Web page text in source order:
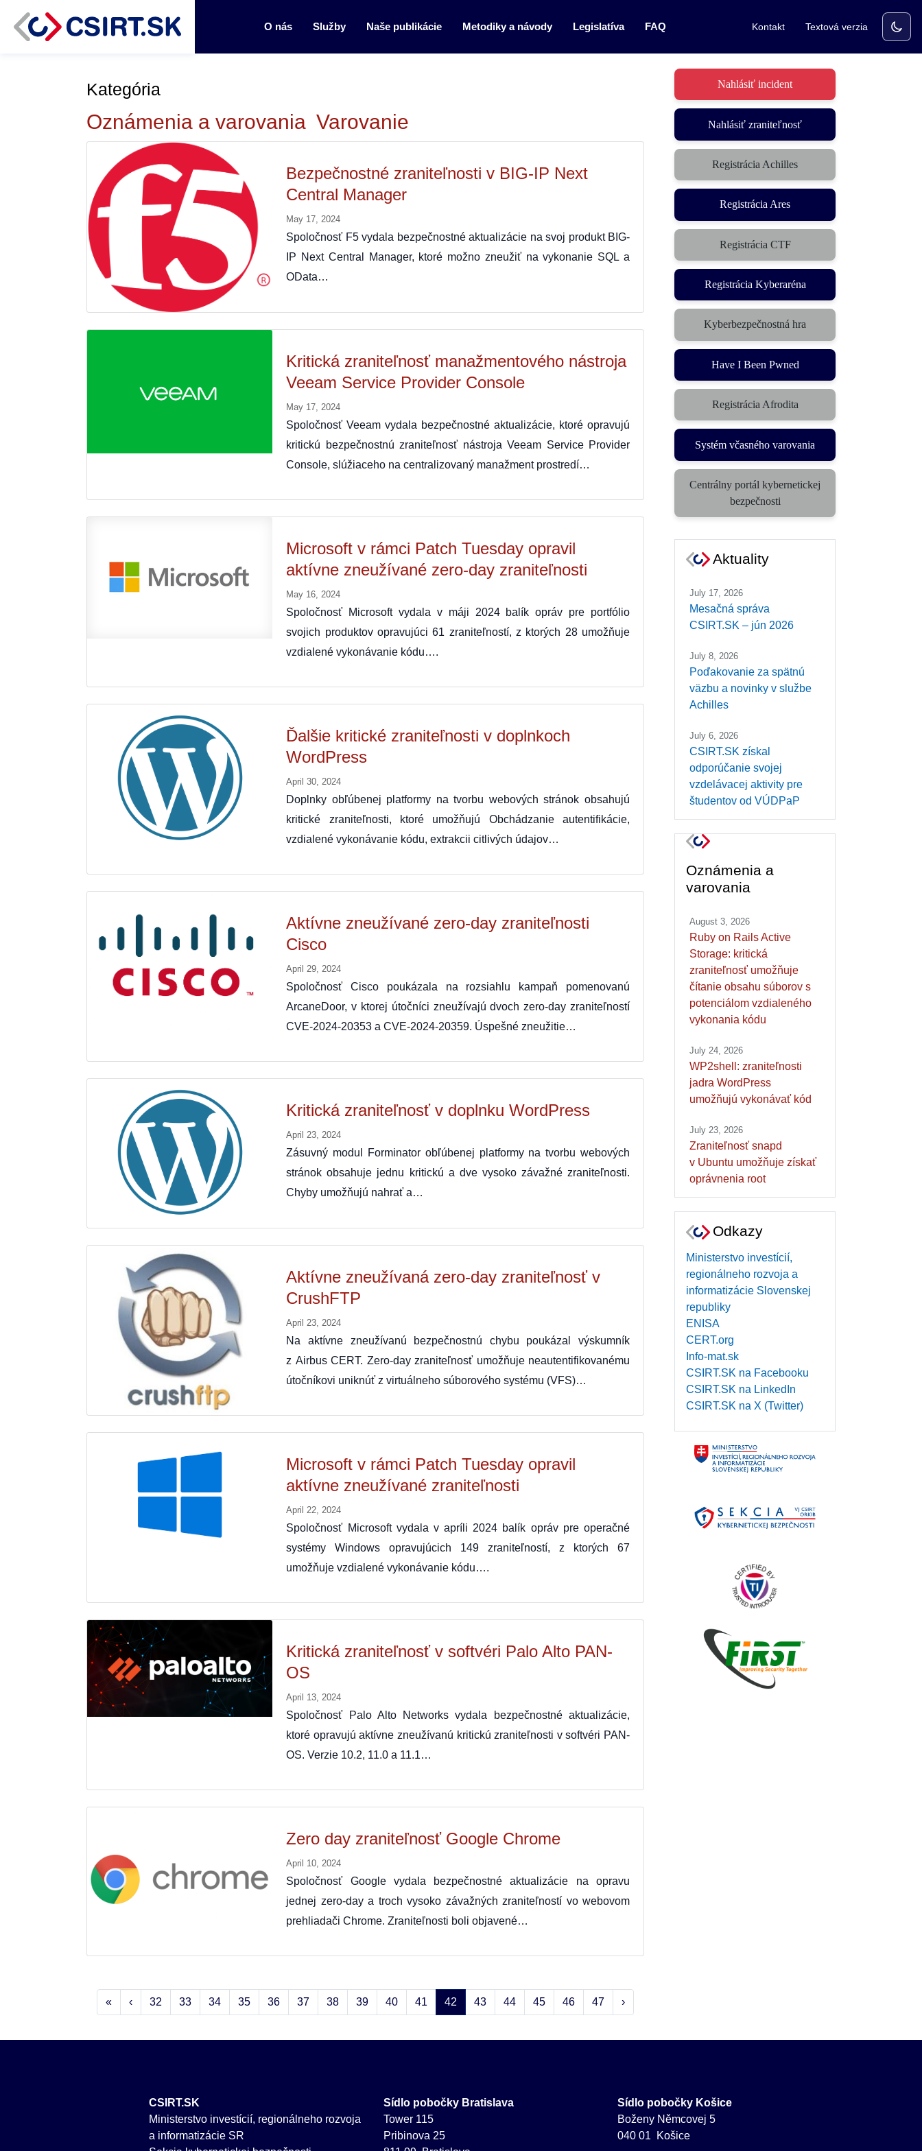
O nás Služby Naše publikácie Metodiky a návody Legislatíva FAQ Kontakt Textová verzia
Kategória
Oznámenia a varovania Varovanie
Bezpečnostné zraniteľnosti v BIG-IP Next
Central Manager
May 17, 2024
Spoločnosť F5 vydala bezpečnostné aktualizácie na svoj produkt BIG-
IP Next Central Manager, ktoré možno zneužiť na vykonanie SQL a
OData…
Kritická zraniteľnosť manažmentového nástroja
Veeam Service Provider Console
May 17, 2024
Spoločnosť Veeam vydala bezpečnostné aktualizácie, ktoré opravujú
kritickú bezpečnostnú zraniteľnosť nástroja Veeam Service Provider
Console, slúžiaceho na centralizovaný manažment prostredí…
Microsoft v rámci Patch Tuesday opravil
aktívne zneužívané zero-day zraniteľnosti
May 16, 2024
Spoločnosť Microsoft vydala v máji 2024 balík opráv pre portfólio
svojich produktov opravujúci 61 zraniteľností, z ktorých 28 umožňuje
vzdialené vykonávanie kódu….
Ďalšie kritické zraniteľnosti v doplnkoch
WordPress
April 30, 2024
Doplnky obľúbenej platformy na tvorbu webových stránok obsahujú
kritické zraniteľnosti, ktoré umožňujú Obchádzanie autentifikácie,
vzdialené vykonávanie kódu, extrakcii citlivých údajov…
Aktívne zneužívané zero-day zraniteľnosti
Cisco
April 29, 2024
Spoločnosť Cisco poukázala na rozsiahlu kampaň pomenovanú
ArcaneDoor, v ktorej útočníci zneužívajú dvoch zero-day zraniteľností
CVE-2024-20353 a CVE-2024-20359. Úspešné zneužitie…
Kritická zraniteľnosť v doplnku WordPress
April 23, 2024
Zásuvný modul Forminator obľúbenej platformy na tvorbu webových
stránok obsahuje jednu kritickú a dve vysoko závažné zraniteľnosti.
Chyby umožňujú nahrať a…
Aktívne zneužívaná zero-day zraniteľnosť v
CrushFTP
April 23, 2024
Na aktívne zneužívanú bezpečnostnú chybu poukázal výskumník
z Airbus CERT. Zero-day zraniteľnosť umožňuje neautentifikovanému
útočníkovi uniknúť z virtuálneho súborového systému (VFS)…
Microsoft v rámci Patch Tuesday opravil
aktívne zneužívané zraniteľnosti
April 22, 2024
Spoločnosť Microsoft vydala v apríli 2024 balík opráv pre operačné
systémy Windows opravujúcich 149 zraniteľností, z ktorých 67
umožňuje vzdialené vykonávanie kódu….
Kritická zraniteľnosť v softvéri Palo Alto PAN-
OS
April 13, 2024
Spoločnosť Palo Alto Networks vydala bezpečnostné aktualizácie,
ktoré opravujú aktívne zneužívanú kritickú zraniteľnosti v softvéri PAN-
OS. Verzie 10.2, 11.0 a 11.1…
Zero day zraniteľnosť Google Chrome
April 10, 2024
Spoločnosť Google vydala bezpečnostné aktualizácie na opravu
jednej zero-day a troch vysoko závažných zraniteľností vo webovom
prehliadači Chrome. Zraniteľnosti boli objavené…
« ‹ 32 33 34 35 36 37 38 39 40 41 42 43 44 45 46 47 ›
Nahlásiť incident
Nahlásiť zraniteľnosť
Registrácia Achilles
Registrácia Ares
Registrácia CTF
(otvorí sa v novom okne)
Registrácia Kyberaréna
Kyberbezpečnostná hra
(otvorí sa v novom okne)
Have I Been Pwned
Registrácia Afrodita
Systém včasného varovania
(otvorí sa v novom okne)
Centrálny portál kybernetickej
bezpečnosti(otvorí sa v novom okne)
Aktuality
July 17, 2026
Mesačná správa
CSIRT.SK – jún 2026
July 8, 2026
Poďakovanie za spätnú
väzbu a novinky v službe
Achilles
July 6, 2026
CSIRT.SK získal
odporúčanie svojej
vzdelávacej aktivity pre
študentov od VÚDPaP
Oznámenia a
varovania
August 3, 2026
Ruby on Rails Active
Storage: kritická
zraniteľnosť umožňuje
čítanie obsahu súborov s
potenciálom vzdialeného
vykonania kódu
July 24, 2026
WP2shell: zraniteľnosti
jadra WordPress
umožňujú vykonávať kód
July 23, 2026
Zraniteľnosť snapd
v Ubuntu umožňuje získať
oprávnenia root
Odkazy
Ministerstvo investícií,
regionálneho rozvoja a
informatizácie Slovenskej
republiky
ENISA
CERT.org
Info-mat.sk
CSIRT.SK na Facebooku
CSIRT.SK na LinkedIn
CSIRT.SK na X (Twitter)
CSIRT.SK
Ministerstvo investícií, regionálneho rozvoja
a informatizácie SR
Sídlo pobočky Bratislava
Tower 115
Pribinova 25
Sídlo pobočky Košice
Boženy Němcovej 5
040 01 Košice